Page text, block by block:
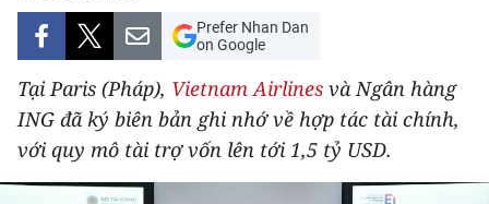
XÃ HỘI
DU LỊCH
THẾ GIỚI
Prefer Nhan Dan
on Google
Tại Paris (Pháp), Vietnam Airlines và Ngân hàng
ING đã ký biên bản ghi nhớ về hợp tác tài chính,
với quy mô tài trợ vốn lên tới 1,5 tỷ USD.